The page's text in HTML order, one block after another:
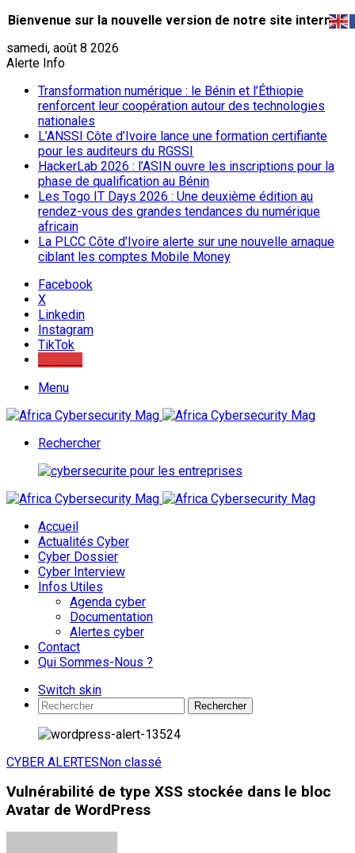
Bienvenue sur la nouvelle version de notre site internet.
samedi, août 8 2026
Alerte Info
Transformation numérique : le Bénin et l’Éthiopie
renforcent leur coopération autour des technologies
nationales
L’ANSSI Côte d’Ivoire lance une formation certifiante
pour les auditeurs du RGSSI
HackerLab 2026 : l’ASIN ouvre les inscriptions pour la
phase de qualification au Bénin
Les Togo IT Days 2026 : Une deuxième édition au
rendez-vous des grandes tendances du numérique
africain
La PLCC Côte d’Ivoire alerte sur une nouvelle arnaque
ciblant les comptes Mobile Money
Facebook
X
Linkedin
Instagram
TikTok
Menu
Rechercher
Accueil
Actualités Cyber
Cyber Dossier
Cyber Interview
Infos Utiles
Agenda cyber
Documentation
Alertes cyber
Contact
Qui Sommes-Nous ?
Switch skin
Rechercher
CYBER ALERTESNon classé
Vulnérabilité de type XSS stockée dans le bloc
Avatar de WordPress